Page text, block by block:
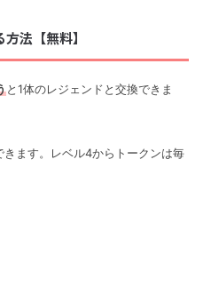
法【無料】
と1体のレジェンドと交換できま
きます。レベル4からトークンは毎